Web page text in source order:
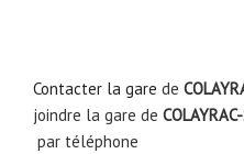
Contacter la gare de
joindre la gare de
par téléphone